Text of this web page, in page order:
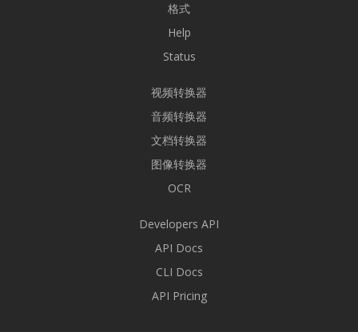
格式
Help
Status
视频转换器
音频转换器
文档转换器
图像转换器
OCR
Developers API
API Docs
CLI Docs
API Pricing